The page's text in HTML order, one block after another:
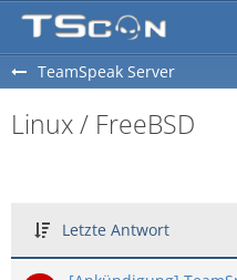
TeamSpeak Server
Linux / FreeBSD
Letzte Antwort